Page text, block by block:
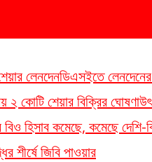
লেনদেনডিএসইতে লেনদেনের
২ কোটি শেয়ার বিক্রির ঘোষণা
হিসাব কমেছে, কমেছে দেশি-
শীর্ষে জিবি পাওয়ার